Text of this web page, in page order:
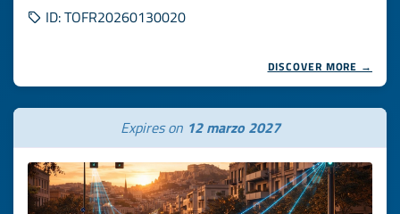
ID: TOFR20260130020
DISCOVER MORE →
Expires on 12 marzo 2027